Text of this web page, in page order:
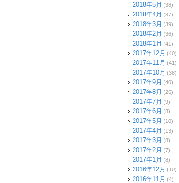
2018年5月 (38)
2018年4月 (37)
2018年3月 (39)
2018年2月 (36)
2018年1月 (41)
2017年12月 (40)
2017年11月 (41)
2017年10月 (38)
2017年9月 (40)
2017年8月 (26)
2017年7月 (9)
2017年6月 (8)
2017年5月 (10)
2017年4月 (13)
2017年3月 (8)
2017年2月 (7)
2017年1月 (8)
2016年12月 (10)
2016年11月 (4)